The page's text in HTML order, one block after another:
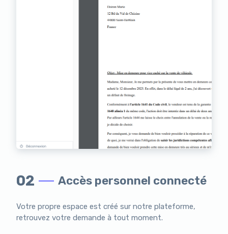
02 Accès personnel connecté
Votre propre espace est créé sur notre plateforme,
retrouvez votre demande à tout moment.